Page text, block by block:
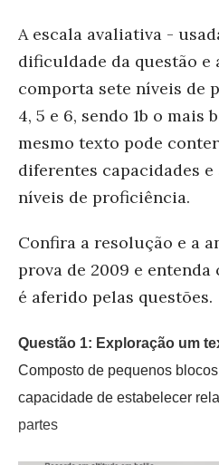
A escala avaliativa -
dificuldade da questão e
comporta sete níveis de
4, 5 e 6, sendo 1b o mais
mesmo texto pode
diferentes capacidades
níveis de proficiência.
Confira a resolução e a
prova de 2009 e
é aferido pelas questões.
Questão 1: Exploração um
Composto de pequenos
capacidade de estabelecer
partes